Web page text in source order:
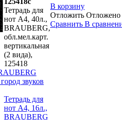
Тетрадь для
нот А4, 40л.,
BRAUBERG,
обл.мел.карт.
вертикальная
(2 вида),
125418
В корзину
Отложить Отложено
Сравнить В
звуков
Тетрадь для
нот А4, 16л.,
BRAUBERG